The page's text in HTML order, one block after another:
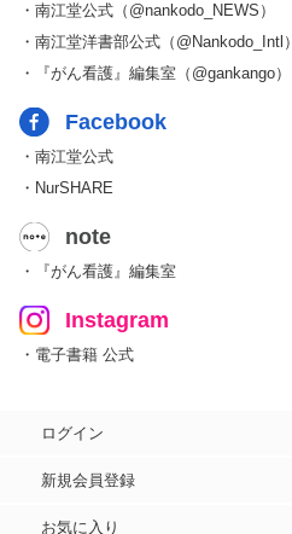
・南江堂公式（@nankodo_NEWS）
・南江堂洋書部公式（@Nankodo_Intl）
・『がん看護』編集室（@gankango）
Facebook
・南江堂公式
・NurSHARE
note
・『がん看護』編集室
Instagram
・電子書籍 公式
ログイン
新規会員登録
お気に入り